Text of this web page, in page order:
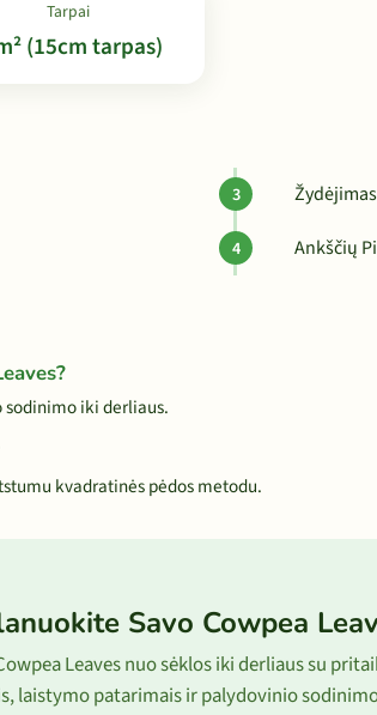
Tarpai
(15cm tarpas)
Žydėjimas
Ankščių
sodinimo iki derliaus.
kvadratinės pėdos metodu.
Savo Cowpea
Leaves nuo sėklos iki derliaus su
laistymo patarimais ir palydovinio